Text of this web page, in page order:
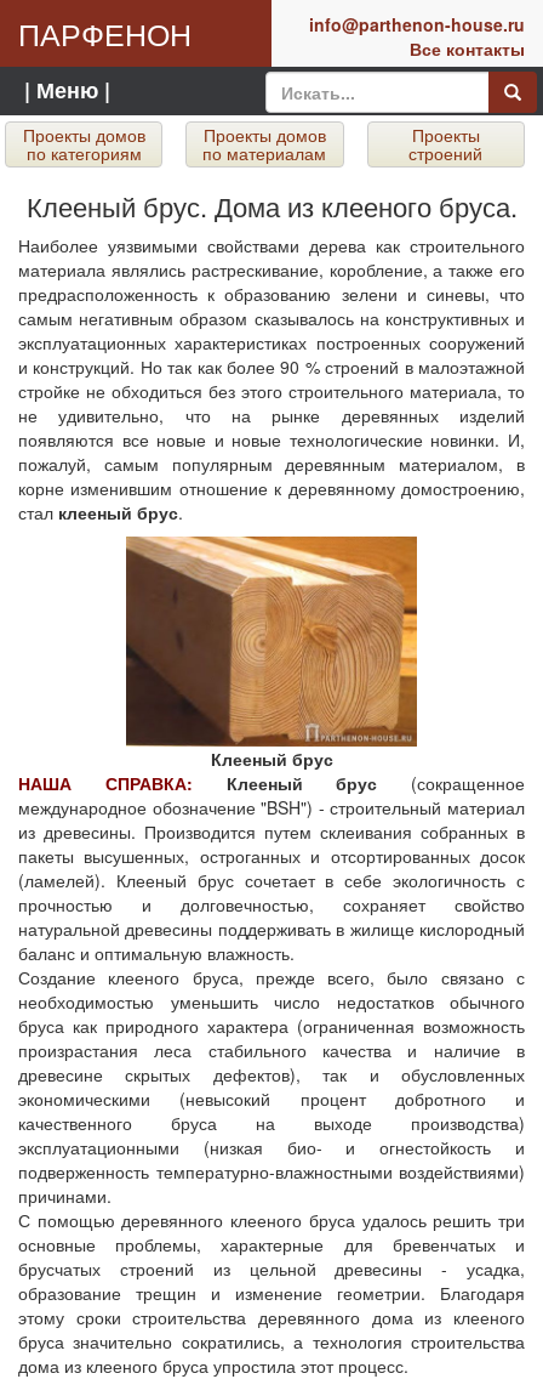
ПАРФЕНОН
info@parthenon-house.ru
Все контакты
| Меню |
Проекты домов
по категориям
Проекты домов
по материалам
Проекты
строений
Клееный брус. Дома из клееного бруса.
Наиболее уязвимыми свойствами дерева как строительного
материала являлись растрескивание, коробление, а также его
предрасположенность к образованию зелени и синевы, что
самым негативным образом сказывалось на конструктивных и
эксплуатационных характеристиках построенных сооружений
и конструкций. Но так как более 90 % строений в малоэтажной
стройке не обходиться без этого строительного материала, то
не удивительно, что на рынке деревянных изделий
появляются все новые и новые технологические новинки. И,
пожалуй, самым популярным деревянным материалом, в
корне изменившим отношение к деревянному домостроению,
стал клееный брус.
Клееный брус
НАША СПРАВКА:
Клееный брус (сокращенное
международное обозначение "BSH") - строительный материал
из древесины. Производится путем склеивания собранных в
пакеты высушенных, остроганных и отсортированных досок
(ламелей). Клееный брус сочетает в себе экологичность с
прочностью и долговечностью, сохраняет свойство
натуральной древесины поддерживать в жилище кислородный
баланс и оптимальную влажность.
Создание клееного бруса, прежде всего, было связано с
необходимостью уменьшить число недостатков обычного
бруса как природного характера (ограниченная возможность
произрастания леса стабильного качества и наличие в
древесине скрытых дефектов), так и обусловленных
экономическими (невысокий процент добротного и
качественного бруса на выходе производства)
эксплуатационными (низкая био- и огнестойкость и
подверженность температурно-влажностными воздействиями)
причинами.
С помощью деревянного клееного бруса удалось решить три
основные проблемы, характерные для бревенчатых и
брусчатых строений из цельной древесины - усадка,
образование трещин и изменение геометрии. Благодаря
этому сроки строительства деревянного дома из клееного
бруса значительно сократились, а технология строительства
дома из клееного бруса упростила этот процесс.